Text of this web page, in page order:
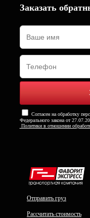
Заказать
Согласен на обработку
Федерального закона от
Политики в отношении
Отправить груз
Рассчитать стоимость